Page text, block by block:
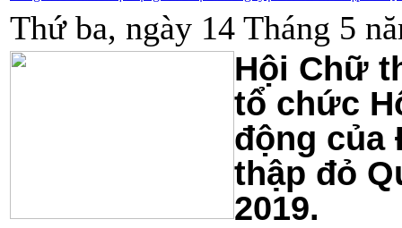
Thứ ba, ngày 14 Tháng 5
Hội Chữ
tổ chức
động của
thập đỏ
2019.